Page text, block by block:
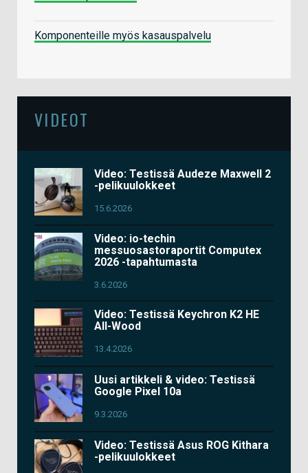
Komponenteille myös kasauspalvelu
VIDEOT
Video: Testissä Audeze Maxwell 2
-pelikuulokkeet
15.6.2026
Video: io-techin
messuosastoraportit Computex
2026 -tapahtumasta
3.6.2026
Video: Testissä Keychron K2 HE
All-Wood
13.4.2026
Uusi artikkeli & video: Testissä
Google Pixel 10a
9.3.2026
Video: Testissä Asus ROG Kithara
-pelikuulokkeet